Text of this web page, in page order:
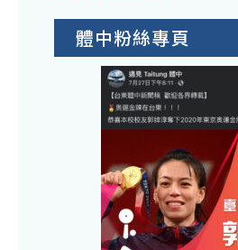
體中粉絲專頁